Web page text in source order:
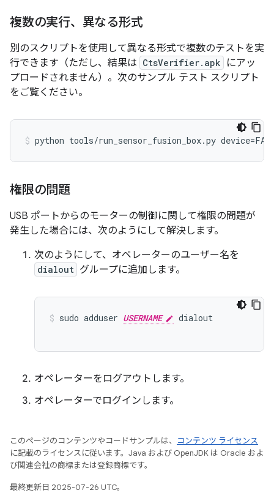
複数の実行、異なる形式
別のスクリプトを使用して異なる形式で複数のテストを実
行できます（ただし、結果は CtsVerifier.apk
にアッ
プロードされません）。次のサンプル テスト スクリプト
をご覧ください。
python tools/run_sensor_fusion_box.py device=
権限の問題
USB ポートからのモーターの制御に関して権限の問題が
発生した場合には、次のようにして解決します。
次のようにして、オペレーターのユーザー名を
dialout グループに追加します。
sudo adduser USERNAME dialout
オペレーターをログアウトします。
オペレーターでログインします。
このページのコンテンツやコードサンプルは、
コンテンツ ライセンス
に記載のライセンスに従います。Java および OpenJDK は Oracle およ
び関連会社の商標または登録商標です。
最終更新日 2025-07-26 UTC。